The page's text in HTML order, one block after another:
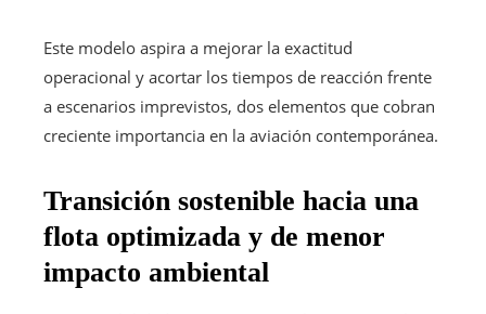
Este modelo aspira a mejorar la exactitud
operacional y acortar los tiempos de reacción frente
a escenarios imprevistos, dos elementos que cobran
creciente importancia en la aviación contemporánea.
Transición sostenible hacia una
flota optimizada y de menor
impacto ambiental